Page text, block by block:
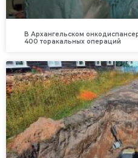
В Архангельском
400 торакальных операций